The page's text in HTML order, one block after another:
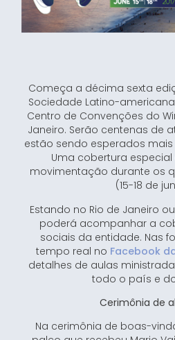
Começa a décima sexta
Sociedade Latino-americana
Centro de Convenções do
Janeiro. Serão centenas de
estão sendo esperados mais
Uma cobertura
movimentação durante os
(15-18 de
Estando no Rio de Janeiro
poderá acompanhar a
sociais da entidade. Nas
tempo real no Facebook
detalhes de aulas
todo o país e
Cerimônia de
Na cerimônia de boas-